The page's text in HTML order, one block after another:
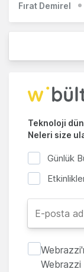
Fırat Demirel
Teknoloji
Neleri size
Günlük
Webrazzi